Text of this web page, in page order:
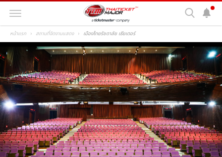
หน้าแรก สถานที่จัดงานแสดง เมืองไทยรัชดาลัย เธียเตอร์